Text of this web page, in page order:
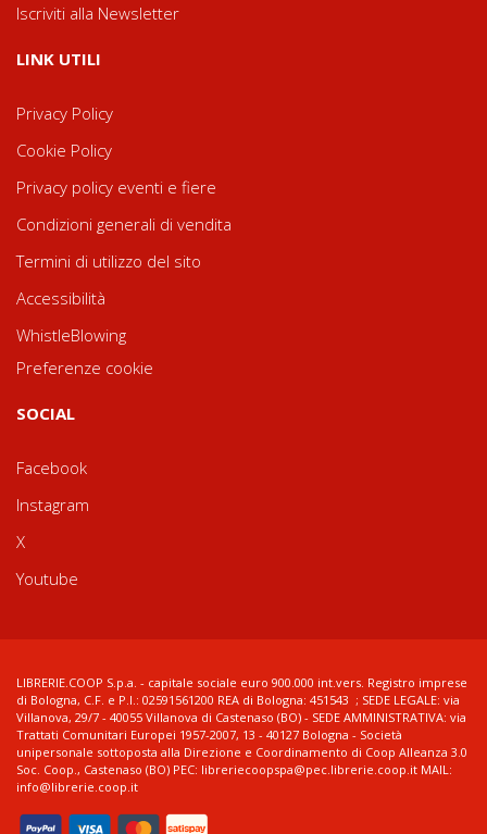
Iscriviti alla Newsletter
LINK UTILI
Privacy Policy
Cookie Policy
Privacy policy eventi e fiere
Condizioni generali di vendita
Termini di utilizzo del sito
Accessibilità
WhistleBlowing
Preferenze cookie
SOCIAL
Facebook
Instagram
X
Youtube
LIBRERIE.COOP S.p.a. - capitale sociale euro 900.000 int.vers. Registro imprese
di Bologna, C.F. e P.I.: 02591561200 REA di Bologna: 451543 ; SEDE LEGALE: via
Villanova, 29/7 - 40055 Villanova di Castenaso (BO) - SEDE AMMINISTRATIVA: via
Trattati Comunitari Europei 1957-2007, 13 - 40127 Bologna - Società
unipersonale sottoposta alla Direzione e Coordinamento di Coop Alleanza 3.0
Soc. Coop., Castenaso (BO) PEC: libreriecoopspa@pec.librerie.coop.it MAIL:
info@librerie.coop.it